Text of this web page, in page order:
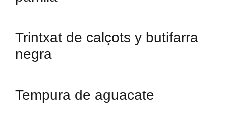
Trintxat de calçots y butifarra
negra
Tempura de aguacate